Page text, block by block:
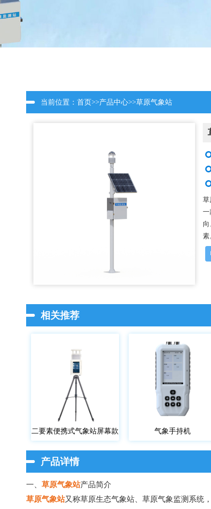
当前位置：首页>>产品中心>>草原气象站
草
一
素
相关推荐
二要素便携式气象站屏幕款 气象手持机
产品详情
一、草原气象站产品简介
草原气象站又称草原生态气象站、草原气象监测系统